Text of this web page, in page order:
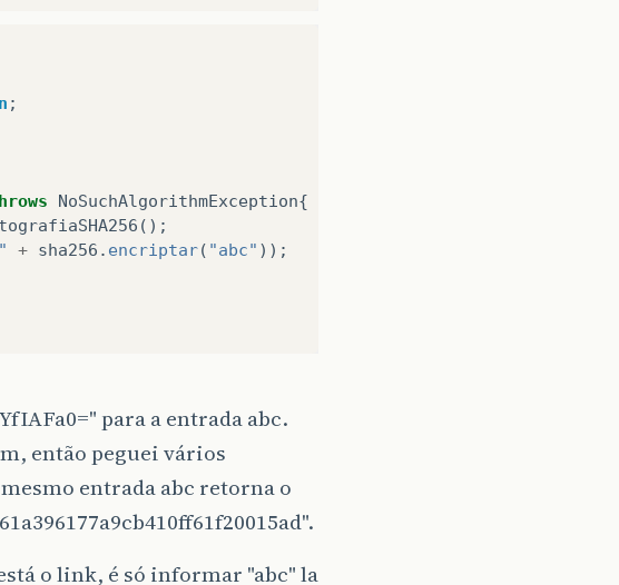
;
NoSuchAlgorithmException{
();
+ sha256 . encriptar( "abc" ));
para a entrada abc.
então peguei vários
entrada abc retorna o
o link, é só informar "abc" la